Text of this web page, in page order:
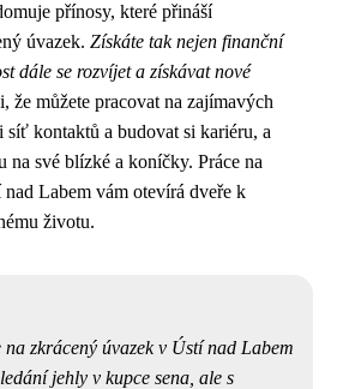
přínosy, které přináší
úvazek. Získáte tak nejen finanční
dále se rozvíjet a získávat nové
že můžete pracovat na zajímavých
síť kontaktů a budovat si kariéru, a
na své blízké a koníčky. Práce na
Labem vám otevírá dveře k
životu.
zkrácený úvazek v Ústí nad Labem
jehly v kupce sena, ale s